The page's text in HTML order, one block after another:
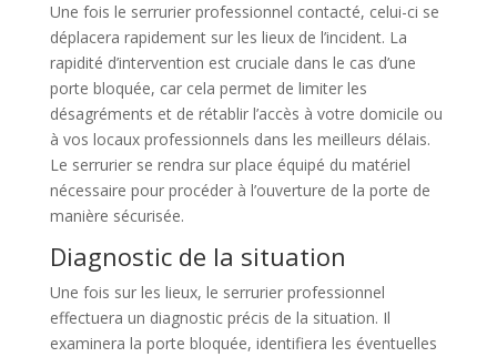
Une fois le serrurier professionnel contacté, celui-ci se
déplacera rapidement sur les lieux de l’incident. La
rapidité d’intervention est cruciale dans le cas d’une
porte bloquée, car cela permet de limiter les
désagréments et de rétablir l’accès à votre domicile ou
à vos locaux professionnels dans les meilleurs délais.
Le serrurier se rendra sur place équipé du matériel
nécessaire pour procéder à l’ouverture de la porte de
manière sécurisée.
Diagnostic de la situation
Une fois sur les lieux, le serrurier professionnel
effectuera un diagnostic précis de la situation. Il
examinera la porte bloquée, identifiera les éventuelles